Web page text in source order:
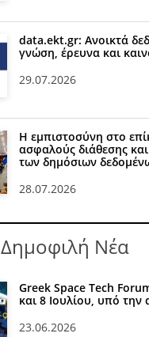
data.ekt.gr: Ανοικτά
γνώση, έρευνα και
29.07.2026
Η εμπιστοσύνη στο
ασφαλούς διάθεσης
των δημόσιων
28.07.2026
Δημοφιλή Νέα
Greek Space Tech
και 8 Ιουλίου, υπό την
23.06.2026